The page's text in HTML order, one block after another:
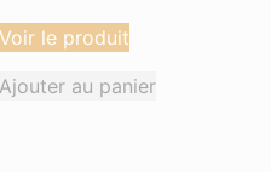
Voir le produit
Ajouter au panier